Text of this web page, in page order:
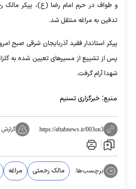
و طواف در حرم امام رضا (ع)، پیکر مالک
تدفین به مراغه منتقل شد.
‌پیکر استاندار فقید آذربایجان شرقی صبح
پس از تشییع از مسیر‌های تعیین شده به
شهدا آرام گرفت.
منبع: خبرگزاری تسنیم
https://aftabnews.ir/003on3
برچسب‌ها: مالک رحمتی مراغه